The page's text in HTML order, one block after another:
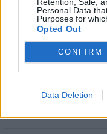
Personal Data
Purposes for
Opted Out
CONFIRM
Data Deletion
Stime: 14
Ti stimo fratella